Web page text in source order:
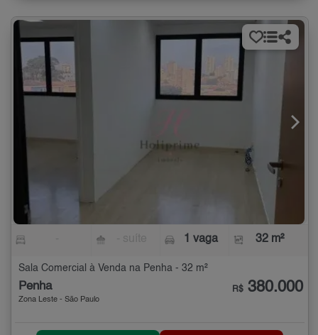
1 vaga 32 m²
Sala Comercial à Venda na Penha - 32 m²
Penha
Zona Leste - São Paulo
R$ 380.000